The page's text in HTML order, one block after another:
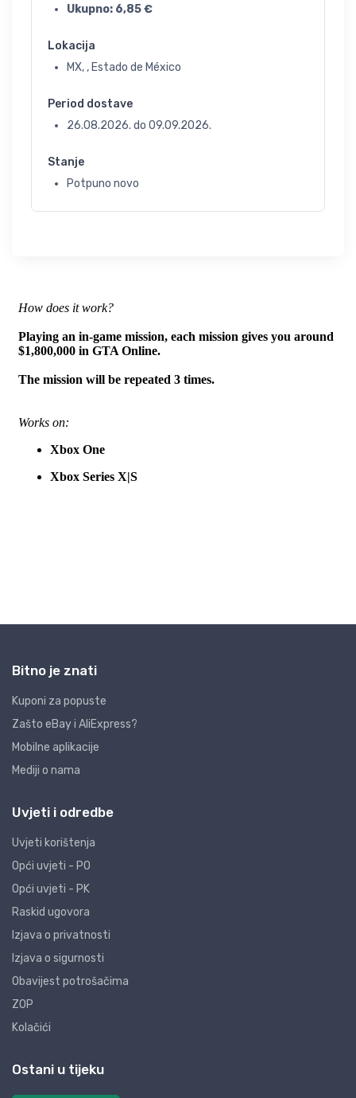
Ukupno: 6,85€
Lokacija
MX, , Estado de México
Period dostave
26.08.2026. do 09.09.2026.
Stanje
Potpuno novo
Bitno je znati
Kuponi za popuste
Zašto eBay i AliExpress?
Mobilne aplikacije
Mediji o nama
Uvjeti i odredbe
Uvjeti korištenja
Opći uvjeti - PO
Opći uvjeti - PK
Raskid ugovora
Izjava o privatnosti
Izjava o sigurnosti
Obavijest potrošačima
ZOP
Kolačići
Ostani u tijeku